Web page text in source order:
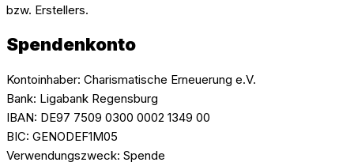
bzw. Erstellers.
Spendenkonto
Kontoinhaber: Charismatische Erneuerung e.V.
Bank: Ligabank Regensburg
IBAN: DE97 7509 0300 0002 1349 00
BIC: GENODEF1M05
Verwendungszweck: Spende